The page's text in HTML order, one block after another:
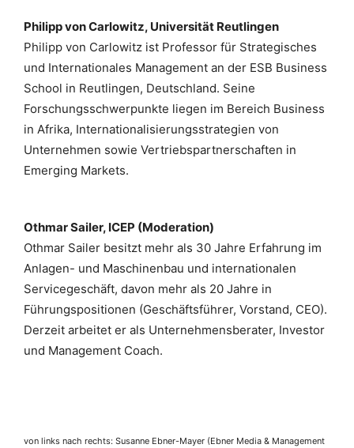
Philipp von Carlowitz, Universität Reutlingen
Philipp von Carlowitz ist Professor für Strategisches
und Internationales Management an der ESB Business
School in Reutlingen, Deutschland. Seine
Forschungsschwerpunkte liegen im Bereich Business
in Afrika, Internationalisierungsstrategien von
Unternehmen sowie Vertriebspartnerschaften in
Emerging Markets.
Othmar Sailer, ICEP (Moderation)
Othmar Sailer besitzt mehr als 30 Jahre Erfahrung im
Anlagen- und Maschinenbau und internationalen
Servicegeschäft, davon mehr als 20 Jahre in
Führungspositionen (Geschäftsführer, Vorstand, CEO).
Derzeit arbeitet er als Unternehmensberater, Investor
und Management Coach.
von links nach rechts: Susanne Ebner-Mayer (Ebner Media & Management